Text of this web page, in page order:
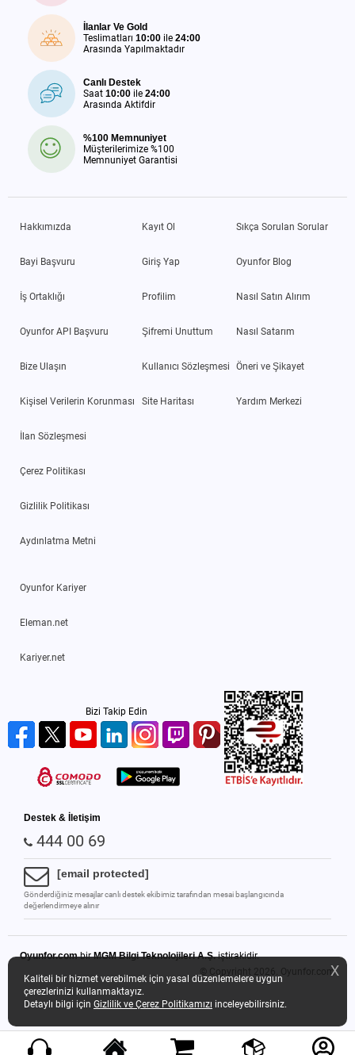
X
Kaliteli bir hizmet verebilmek için yasal düzenlemelere uygun
çerezlerinizi kullanmaktayız.
Detaylı bilgi için Gizlilik ve Çerez Politikamızı inceleyebilirsiniz.
İlanlar Ve Gold
Teslimatları 10:00 ile 24:00
Arasında Yapılmaktadır
Canlı Destek
Saat 10:00 ile 24:00
Arasında Aktifdir
%100 Memnuniyet
Müşterilerimize %100
Memnuniyet Garantisi
Hakkımızda
Bayi Başvuru
İş Ortaklığı
Oyunfor API Başvuru
Bize Ulaşın
Kişisel Verilerin Korunması
İlan Sözleşmesi
Çerez Politikası
Gizlilik Politikası
Aydınlatma Metni
Kayıt Ol
Giriş Yap
Profilim
Şifremi Unuttum
Kullanıcı Sözleşmesi
Site Haritası
Sıkça Sorulan Sorular
Oyunfor Blog
Nasıl Satın Alırım
Nasıl Satarım
Öneri ve Şikayet
Yardım Merkezi
Oyunfor Kariyer
Eleman.net
Kariyer.net
Bizi Takip Edin
Destek & İletişim
444 00 69
[email protected]
Gönderdiğiniz mesajlar canlı destek ekibimiz tarafından mesai başlangıcında
değerlendirmeye alınır
Oyunfor.combirMGM Bilgi Teknolojileri A.Ş.iştirakidir.
© Copyright 2026. Oyunfor.com